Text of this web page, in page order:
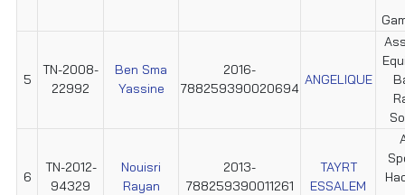
5
TN-2008-
22992
Ben Sma
Yassine
2016-
788259390020694
ANGELIQUE
6
TN-2012-
94329
Nouisri
Rayan
2013-
788259390011261
TAYRT
ESSALEM